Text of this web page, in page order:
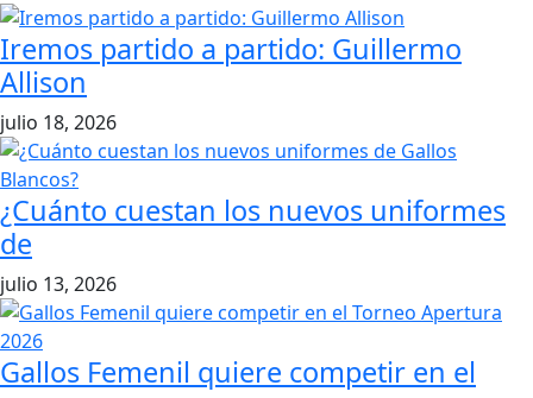
Iremos partido a partido: Guillermo
Allison
julio 18, 2026
¿Cuánto cuestan los nuevos uniformes
de
julio 13, 2026
Gallos Femenil quiere competir en el